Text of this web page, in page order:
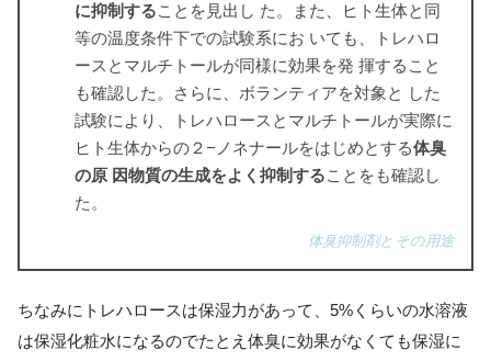
に抑制することを見出し た。また、ヒト生体と同
等の温度条件下での試験系にお いても、トレハロ
ースとマルチトールが同様に効果を発 揮すること
も確認した。さらに、ボランティアを対象と した
試験により、トレハロースとマルチトールが実際に
ヒト生体からの２−ノネナールをはじめとする体臭
の原 因物質の生成をよく抑制することをも確認し
た。
体臭抑制剤とその用途
ちなみにトレハロースは保湿力があって、5%くらいの水溶液
は保湿化粧水になるのでたとえ体臭に効果がなくても保湿に